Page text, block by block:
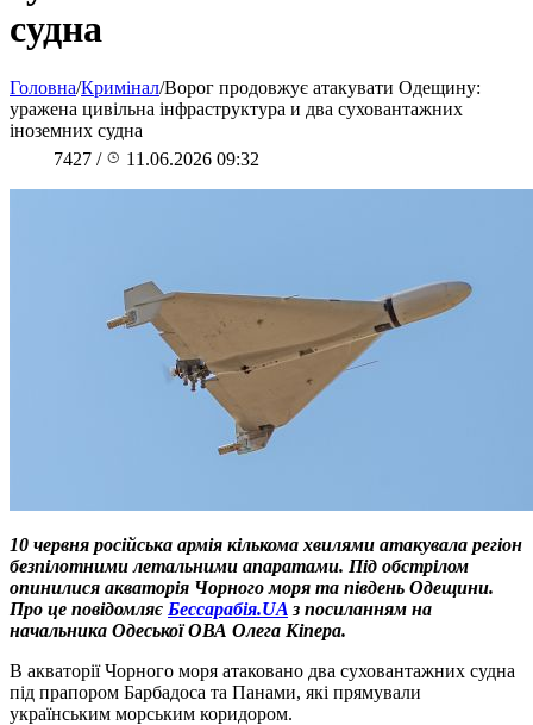
судна
Головна/Кримінал/Ворог продовжує атакувати Одещину:
уражена цивільна інфраструктура и два суховантажних
іноземних судна
7427 / 11.06.2026 09:32
10 червня російська армія кількома хвилями атакувала регіон
безпілотними летальними апаратами. Під обстрілом
опинилися акваторія Чорного моря та південь Одещини.
Про це повідомляє Бессарабія.UA з посиланням на
начальника Одеської ОВА Олега Кіпера.
В акваторії Чорного моря атаковано два суховантажних судна
під прапором Барбадоса та Панами, які прямували
українським морським коридором.